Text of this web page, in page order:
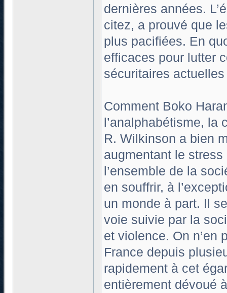
dernières années.
citez, a prouvé que
plus pacifiées. En
efficaces pour lutter
sécuritaires actuelles
Comment Boko
l’analphabétisme, la
R. Wilkinson a bien
augmentant le
l’ensemble de la
en souffrir, à
un monde à part. Il
voie suivie par la
et violence. On n’en
France depuis
rapidement à cet
entièrement dévoué